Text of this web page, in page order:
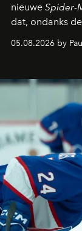
nieuwe Spider-
dat, ondanks
sommige
05.08.2026 by